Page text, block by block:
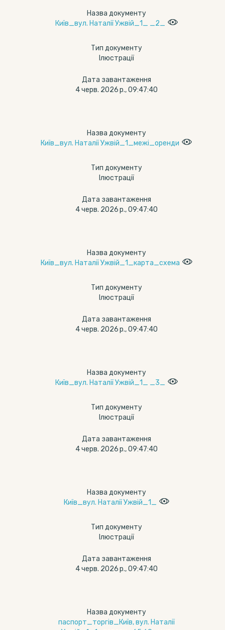
Назва документу
Київ_вул. Наталії Ужвій_1_ _2_
Тип документу
Ілюстрації
Дата завантаження
4 черв. 2026 р., 09:47:40
Назва документу
Київ_вул. Наталії Ужвій_1_межі_оренди
Тип документу
Ілюстрації
Дата завантаження
4 черв. 2026 р., 09:47:40
Назва документу
Київ_вул. Наталії Ужвій_1_карта_схема
Тип документу
Ілюстрації
Дата завантаження
4 черв. 2026 р., 09:47:40
Назва документу
Київ_вул. Наталії Ужвій_1_ _3_
Тип документу
Ілюстрації
Дата завантаження
4 черв. 2026 р., 09:47:40
Назва документу
Київ_вул. Наталії Ужвій_1_
Тип документу
Ілюстрації
Дата завантаження
4 черв. 2026 р., 09:47:40
Назва документу
паспорт_торгів_Київ, вул. Наталії